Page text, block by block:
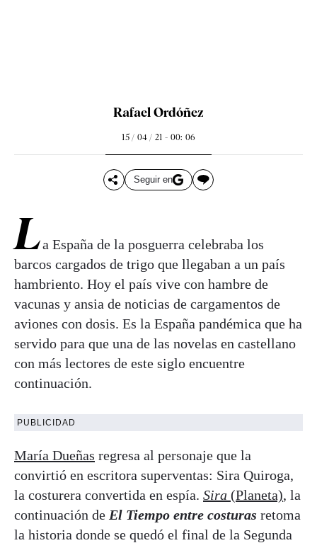
Rafael Ordóñez
15 / 04 / 21 - 00: 06
Seguir en
La España de la posguerra celebraba los
barcos cargados de trigo que llegaban a un país
hambriento. Hoy el país vive con hambre de
vacunas y ansia de noticias de cargamentos de
aviones con dosis. Es la España pandémica que ha
servido para que una de las novelas en castellano
con más lectores de este siglo encuentre
continuación.
PUBLICIDAD
María Dueñas regresa al personaje que la
convirtió en escritora superventas: Sira Quiroga,
la costurera convertida en espía. Sira (Planeta), la
continuación de El Tiempo entre costuras retoma
la historia donde se quedó el final de la Segunda